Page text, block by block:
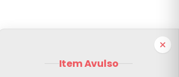
Item Avulso